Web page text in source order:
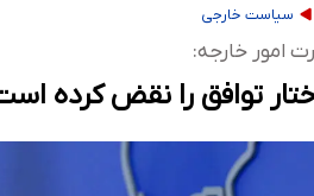
سیاست خارجی
امور خارجه:
توافق را نقض کرده